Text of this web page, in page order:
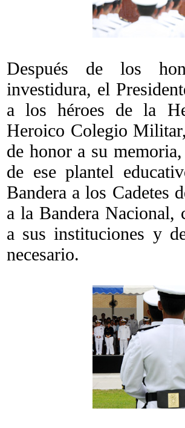
Después de los
investidura, el
a los héroes de la
Heroico Colegio
de honor a su
de ese plantel
Bandera a los Cadetes
a la Bandera Nacional,
a sus instituciones y
necesario.